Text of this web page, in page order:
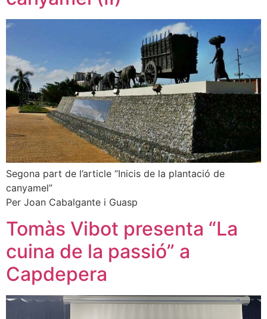
Segona part de l’article “Inicis de la plantació de
canyamel”
Per Joan Cabalgante i Guasp
Tomàs Vibot presenta “La
cuina de la passió” a
Capdepera